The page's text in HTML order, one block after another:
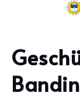
Home
2023
März
2